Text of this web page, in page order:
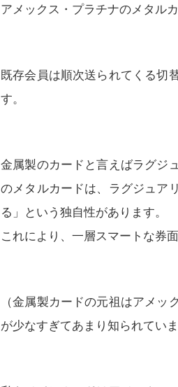
アメックス・プラチナのメタル
既存会員は順次送られてくる切
す。
金属製のカードと言えばラグジ
のメタルカードは、ラグジュア
る」という独自性があります。
これにより、一層スマートな券
（金属製カードの元祖はアメ
が少なすぎてあまり知られていま